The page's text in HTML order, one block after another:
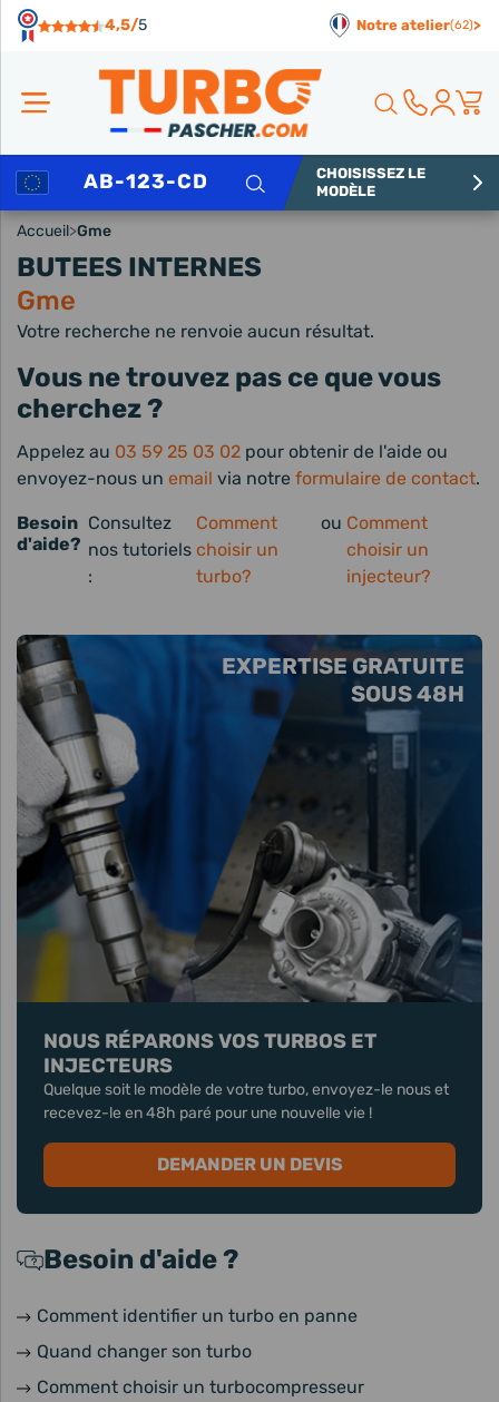
4,5/5 Notre atelier(62)>
Rechercher
CHOISISSEZ LE
MODÈLE
Accueil>Gme
BUTEES INTERNES
Gme
EXPERTISE GRATUITE
SOUS 48H
NOUS RÉPARONS VOS TURBOS ET
INJECTEURS
Quelque soit le modèle de votre turbo, envoyez-le nous et
recevez-le en 48h paré pour une nouvelle vie !
DEMANDER UN DEVIS
Besoin d'aide ?
Comment identifier un turbo en panne
Quand changer son turbo
Comment choisir un turbocompresseur
Votre recherche ne renvoie aucun résultat.
Vous ne trouvez pas ce que vous
cherchez ?
Appelez au 03 59 25 03 02 pour obtenir de l'aide ou
envoyez-nous un email via notre formulaire de contact.
Besoin
d'aide?
Consultez
nos tutoriels
:
Comment
choisir un
turbo?
ou Comment
choisir un
injecteur?
Panneau de gestion des cookies